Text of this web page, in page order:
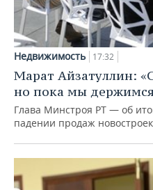
Недвижимость 17:32
Марат Айзатуллин:
но пока мы
Глава Минстроя РТ — об
падении продаж